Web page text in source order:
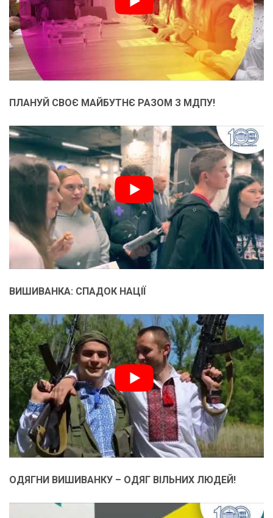
ПЛАНУЙ СВОЄ МАЙБУТНЄ РАЗОМ З МДПУ!
ВИШИВАНКА: СПАДОК НАЦІЇ
ОДЯГНИ ВИШИВАНКУ – ОДЯГ ВІЛЬНИХ ЛЮДЕЙ!